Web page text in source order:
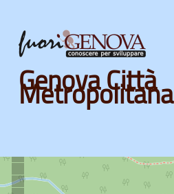
Skip
main
content
Genova Città
Metropolitana